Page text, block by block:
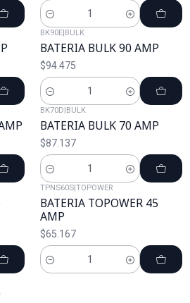
Cantidad
BK90E|BULK
BATERIA BULK 90 AMP
$94.475
Cantidad
BK70D|BULK
BATERIA BULK 70 AMP
$87.137
Cantidad
TPNS60S|TOPOWER
BATERIA TOPOWER 45
AMP
$65.167
Cantidad